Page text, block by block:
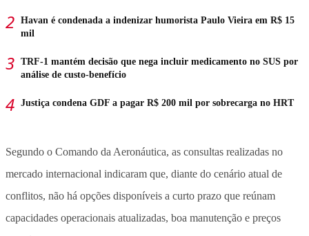
Havan é condenada a indenizar humorista Paulo Vieira em R$ 15
mil
TRF-1 mantém decisão que nega incluir medicamento no SUS por
análise de custo-benefício
Justiça condena GDF a pagar R$ 200 mil por sobrecarga no HRT
Segundo o Comando da Aeronáutica, as consultas realizadas no
mercado internacional indicaram que, diante do cenário atual de
conflitos, não há opções disponíveis a curto prazo que reúnam
capacidades operacionais atualizadas, boa manutenção e preços